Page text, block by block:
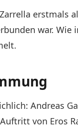
erstmals
war.
Andreas
von Eros